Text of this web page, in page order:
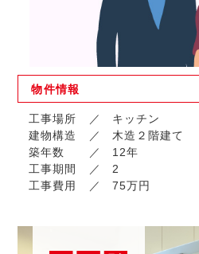
物件情報
工事場所
キッチン
建物構造
木造２階建て
築年数
12年
工事期間
2
工事費用
75万円